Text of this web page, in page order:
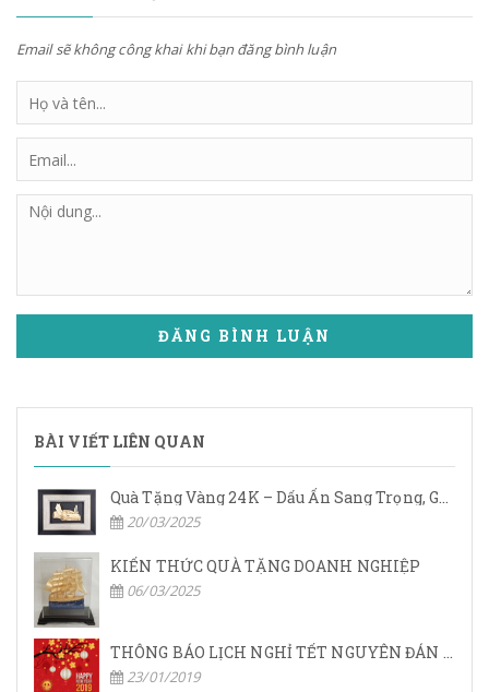
Email sẽ không công khai khi bạn đăng bình luận
ĐĂNG BÌNH LUẬN
BÀI VIẾT LIÊN QUAN
Quà Tặng Vàng 24K – Dấu Ấn Sang Trọng, Giá Trị Vĩnh Cửu
20/03/2025
KIẾN THỨC QUÀ TẶNG DOANH NGHIỆP
06/03/2025
23/01/2019